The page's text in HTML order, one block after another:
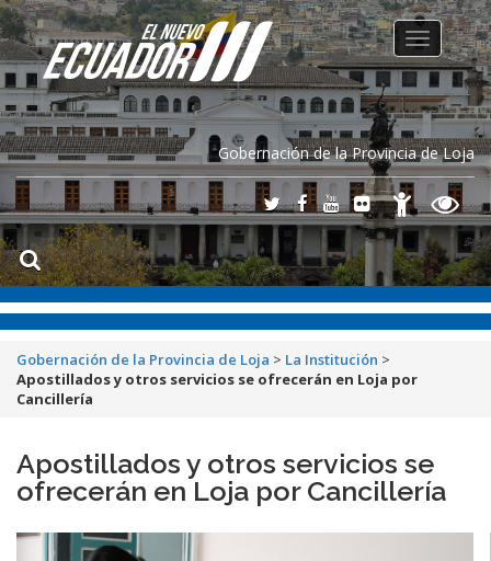
Gobernación de la Provincia de Loja
Toggle
navigation
Gobernación de la Provincia de Loja > La Institución >
Apostillados y otros servicios se ofrecerán en Loja por
Cancillería
Apostillados y otros servicios se
ofrecerán en Loja por Cancillería